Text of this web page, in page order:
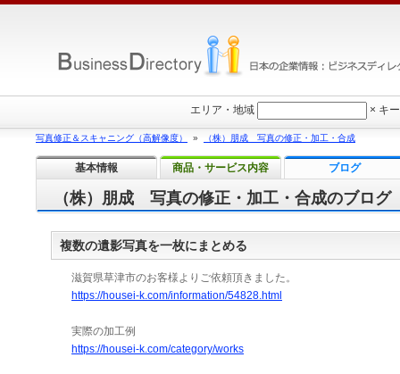
（株）朋成 写真の修正・加工・合成のブログ
複数の遺影写真を一枚にまとめる
滋賀県草津市のお客様よりご依頼頂きました。
https://housei-k.com/information/54828.html
実際の加工例
https://housei-k.com/category/works
エリア・地域 × キ
写真修正＆スキャニング（高解像度） » （株）朋成 写真の修正・加工・合成
基本情報 商品・サービス内容 ブログ